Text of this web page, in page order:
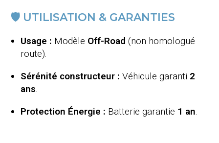
🛡️ UTILISATION & GARANTIES
Usage : Modèle Off-Road (non homologué
route).
Sérénité constructeur : Véhicule garanti 2
ans.
Protection Énergie : Batterie garantie 1 an.